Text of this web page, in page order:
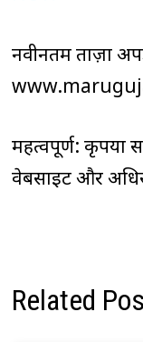
नवीनतम ताज़ा
महत्वपूर्ण: कृपया
वेबसाइट और
Related